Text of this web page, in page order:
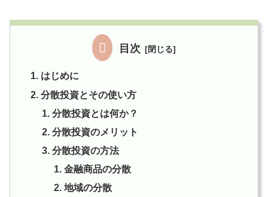
目次
はじめに
分散投資とその使い方
分散投資とは何か？
分散投資のメリット
分散投資の方法
金融商品の分散
地域の分散